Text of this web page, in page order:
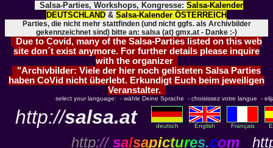
Salsa-Parties, Workshops, Kongresse: Salsa-Kalender
DEUTSCHLAND & Salsa-Kalender ÖSTERREICH
Parties, die nicht mehr stattfinden (und nicht ggfs. als Archivbilder
gekennzeichnet sind) bitte an: salsa (at) gmx.at - Danke :-)
Due to Covid, many of the Salsa-Parties listed on this web
site don´t exist anymore. For further details please inquire
with the organizer
"Archivbilder: Viele der hier noch gelisteten Salsa Parties
haben CoVid nicht überlebt. Erkundigt Euch beim jeweiligen
Veranstalter.
select your language: - wähle Deine Sprache - choisissez votre langue -
http://salsa.at deutsch English Français
http:// salsapictures.com